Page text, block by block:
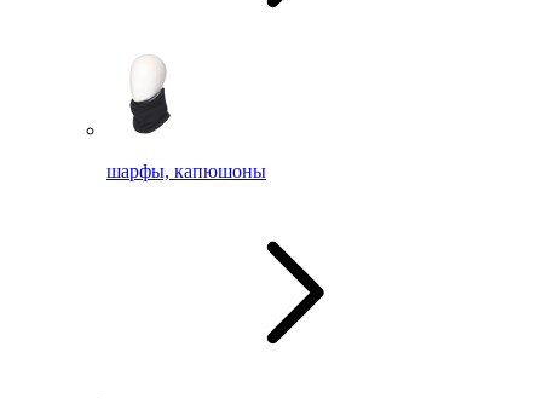
шарфы, капюшоны